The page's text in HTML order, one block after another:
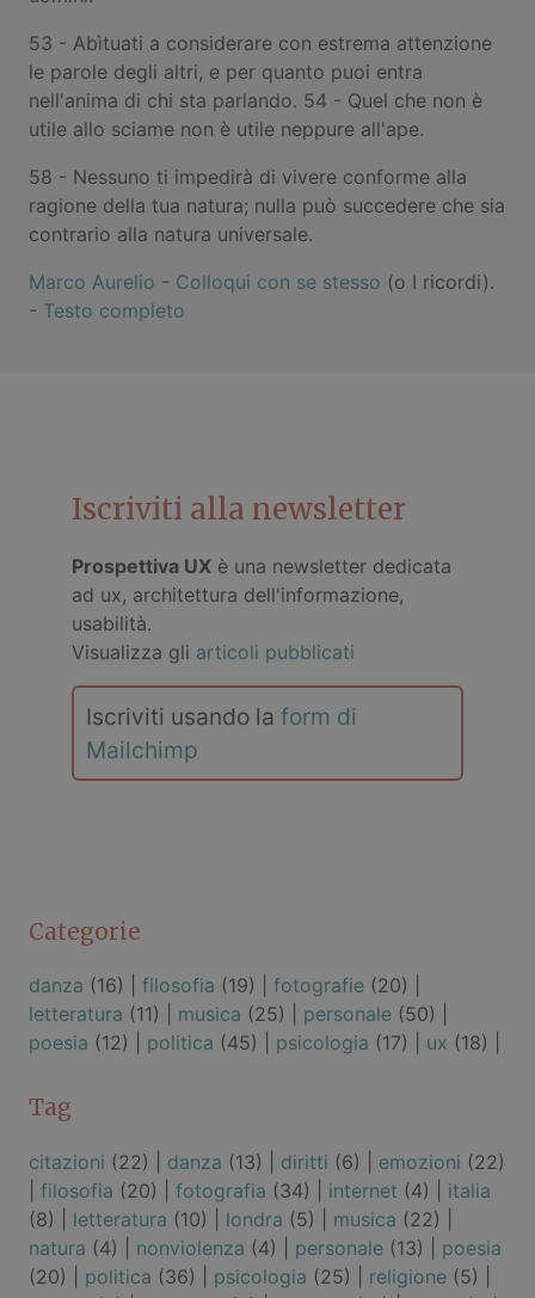
53 - Abìtuati a considerare con estrema attenzione
le parole degli altri, e per quanto puoi entra
nell'anima di chi sta parlando. 54 - Quel che non è
utile allo sciame non è utile neppure all'ape.
58 - Nessuno ti impedirà di vivere conforme alla
ragione della tua natura; nulla può succedere che sia
contrario alla natura universale.
Marco Aurelio - Colloqui con se stesso (o I ricordi).
- Testo completo
Iscriviti alla newsletter
Prospettiva UX è una newsletter dedicata
ad ux, architettura dell'informazione,
usabilità.
Visualizza gli articoli pubblicati
Iscriviti usando la form di
Mailchimp
Categorie
danza (16) | filosofia (19) | fotografie (20) |
letteratura (11) | musica (25) | personale (50) |
poesia (12) | politica (45) | psicologia (17) | ux (18) |
Tag
citazioni (22) | danza (13) | diritti (6) | emozioni (22)
filosofia (20) | fotografia (34) | internet (4) | italia
(8) | letteratura (10) | londra (5) | musica (22) |
natura (4) | nonviolenza (4) | personale (13) | poesia
(20) | politica (36) | psicologia (25) | religione (5) |